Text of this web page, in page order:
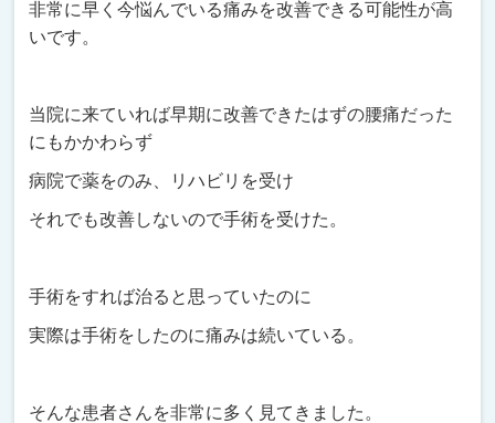
非常に早く今悩んでいる痛みを改善できる可能性が高
いです。
当院に来ていれば早期に改善できたはずの腰痛だった
にもかかわらず
病院で薬をのみ、リハビリを受け
それでも改善しないので手術を受けた。
手術をすれば治ると思っていたのに
実際は手術をしたのに痛みは続いている。
そんな患者さんを非常に多く見てきました。